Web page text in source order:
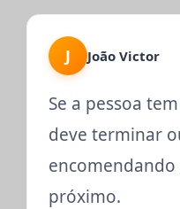
J João Victor
Se a pessoa
deve terminar
próximo.